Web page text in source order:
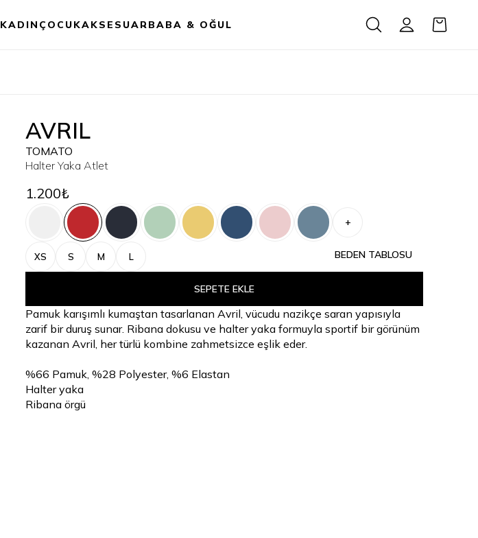
KADIN ÇOCUKAKSESUAR BABA & OĞUL
AVRIL
TOMATO
Halter Yaka Atlet
1.200₺
+
XS S M L BEDEN TABLOSU
SEPETE EKLE
Pamuk karışımlı kumaştan tasarlanan Avril, vücudu nazikçe saran yapısıyla
zarif bir duruş sunar. Ribana dokusu ve halter yaka formuyla sportif bir görünüm
kazanan Avril, her türlü kombine zahmetsizce eşlik eder.
%66 Pamuk, %28 Polyester, %6 Elastan
Halter yaka
Ribana örgü